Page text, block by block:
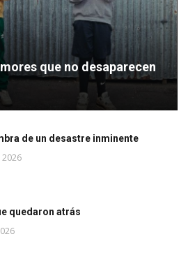
que no desaparecen
de un desastre inminente
2026
quedaron atrás